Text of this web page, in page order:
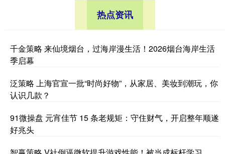
热点资讯
千金策略 来仙境烟台，过海岸漫生活！2026烟台海岸生活
季启幕
泛策略 上海官宣一批“时尚好物”，从家居、美妆到潮玩，你
认识几款？
91微操盘 元宵佳节 15 条老规矩：守住财气，开启整年顺遂
好兆头